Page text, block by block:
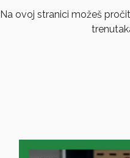
Na ovoj stranici možeš